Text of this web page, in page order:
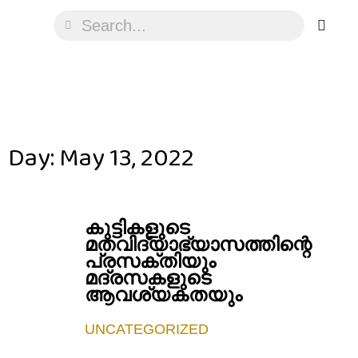
Day: May 13, 2022
കുട്ടികളുടെ
മതവിദ്യാഭ്യാസത്തിന്റെ
പ്രസക്തിയും
മദ്രസകളുടെ
ആവശ്യകതയും
UNCATEGORIZED